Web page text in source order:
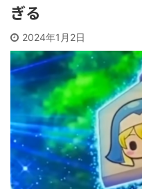
ぎる
2024年1月2日